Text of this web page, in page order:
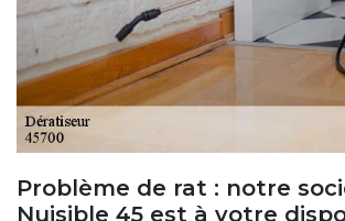
Problème de rat : notre
Nuisible 45 est à votre